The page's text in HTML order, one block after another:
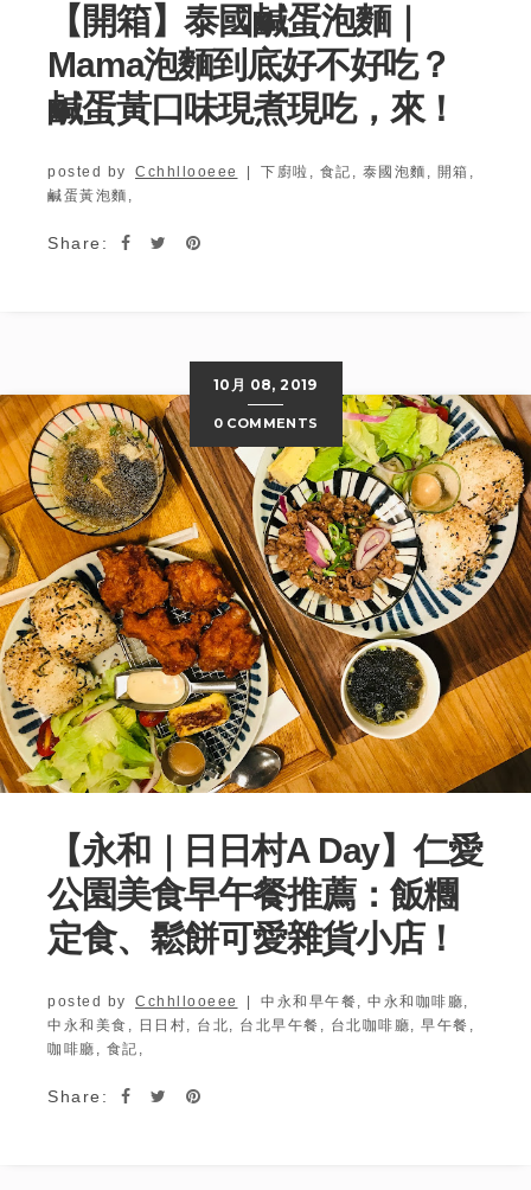
【開箱】泰國鹹蛋泡麵｜
Mama泡麵到底好不好吃？
鹹蛋黃口味現煮現吃，來！
posted by Cchhllooeee 下廚啦, 食記, 泰國泡麵, 開箱,
鹹蛋黃泡麵,
Share:
10月 08, 2019
0 COMMENTS
【永和｜日日村A Day】仁愛
公園美食早午餐推薦：飯糰
定食、鬆餅可愛雜貨小店！
posted by Cchhllooeee 中永和早午餐, 中永和咖啡廳,
中永和美食, 日日村, 台北, 台北早午餐, 台北咖啡廳, 早午餐,
咖啡廳, 食記,
Share: